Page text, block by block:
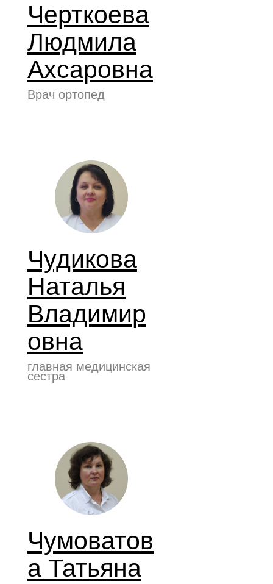
Черткоева
Людмила
Ахсаровна
Врач ортопед
Чудикова
Наталья
Владимир
овна
главная медицинская
сестра
Чумоватов
а Татьяна